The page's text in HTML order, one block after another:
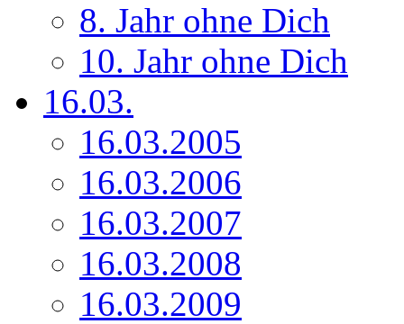
8. Jahr ohne Dich
10. Jahr ohne Dich
16.03.
16.03.2005
16.03.2006
16.03.2007
16.03.2008
16.03.2009